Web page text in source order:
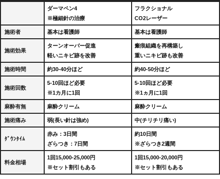
ダーマペン4
※極細針の治療
フラクショナル
CO2レーザー
施術者 基本は看護師 基本は看護師
施術効果
ターンオーバー促進
軽いニキビ跡を改善
瘢痕組織を再構築し
重いニキビ跡も改善
施術時間 約30-40分ほど 約40-50分ほど
施術回数
5-10回ほど必要
※1カ月に1回
5-10回ほど必要
※1ヵ月に1回
麻酔有無 麻酔クリーム 麻酔クリーム
施術痛み 弱(長い針は強め) 中(チリチリ痛い)
ﾀﾞｳﾝﾀｲﾑ
赤み：3日間
ざらつき：7日間
約10日間
※ざらつき2週間
料金相場
1回15,000-25,000円
※セット割引もある
1回15,000-20,000円
※セット割引もある